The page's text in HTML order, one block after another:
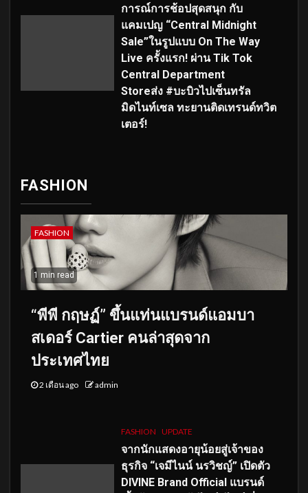
การณ์การช้อปสุดสนุก กับ
แคมเปญ “Central Midnight
Sale”ในรูปแบบ On The Way
Live ครั้งแรก! ผ่าน Tik Tok
Central Department
Storeส่ง #บะบิวไปเซ็นทรัล
มิดไนท์เซล ทะยานติดเทรนด์ทวิต
เตอร์!
FASHION
FASHION
1 min read
“พีพี กฤษฏ์” ขึ้นแท่นแบรนด์แอมบา
สเดอร์ Cartier คนล่าสุดจาก
ประเทศไทย
2 เดือน ago admin
FASHION UPDATE
จากนักแสดงอายุน้อยสู่เจ้าของ
ธุรกิจ “เจมีไนน์ นรวิชญ์” เปิดตัว
DIVINE Brand Official แบรนด์